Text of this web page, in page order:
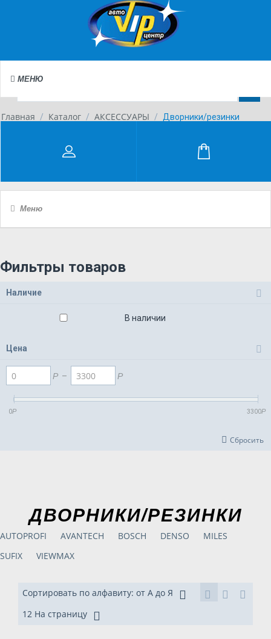
МЕНЮ
Главная / Каталог / АКСЕССУАРЫ / Дворники/резинки
Меню
Фильтры товаров
Наличие
В наличии
Цена
Р – Р
0Р 3300Р
Сбросить
ДВОРНИКИ/РЕЗИНКИ
AUTOPROFI AVANTECH BOSCH DENSO
MILES
SUFIX
VIEWMAX
Сортировать по алфавиту: от А до Я
12 На страницу